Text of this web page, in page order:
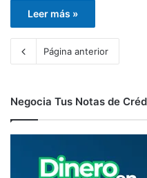
Leer más »
Página anterior
Negocia Tus Notas de